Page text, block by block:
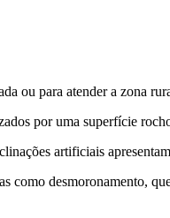
ou para atender a zona
por uma superfície
artificiais
como desmoronamento,